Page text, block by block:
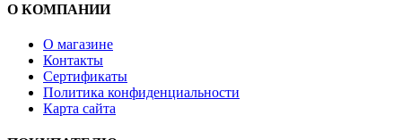
О КОМПАНИИ
О магазине
Контакты
Сертификаты
Политика конфиденциальности
Карта сайта